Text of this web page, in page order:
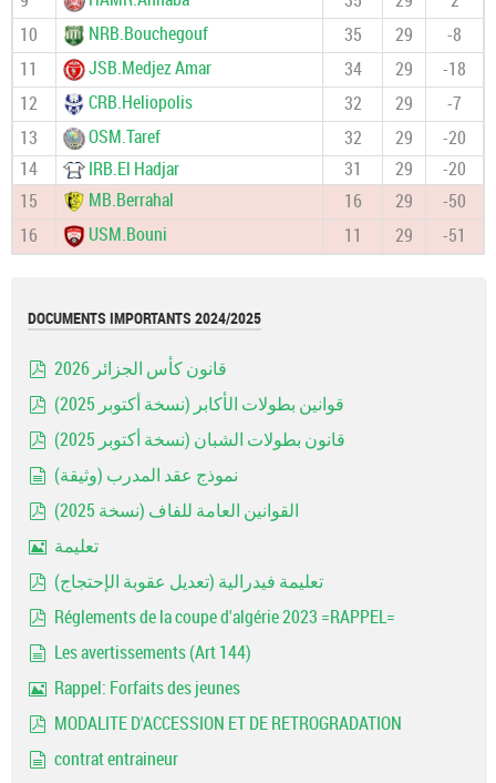
10
NRB.Bouchegouf 35 29
-8
11
JSB.Medjez Amar 34 29
-18
12
CRB.Heliopolis 32 29
-7
13
OSM.Taref 32 29
-20
14
IRB.El Hadjar 31 29
-20
15
MB.Berrahal 16 29
-50
16
USM.Bouni 11 29 -51
DOCUMENTS IMPORTANTS 2024/2025
قانون كأس الجزائر 2026
قوانين بطولات الأكابر (نسخة أكتوبر 2025)
قانون بطولات الشبان (نسخة أكتوبر 2025)
نموذج عقد المدرب (وثيقة)
القوانين العامة للفاف (نسخة 2025)
تعليمة
تعليمة فيدرالية (تعديل عقوبة الإحتجاج)
Réglements de la coupe d'algérie 2023 =RAPPEL=
Les avertissements (Art 144)
Rappel: Forfaits des jeunes
MODALITE D'ACCESSION ET DE RETROGRADATION
contrat entraineur